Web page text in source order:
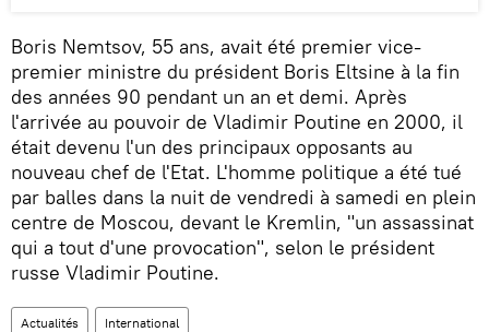
Boris Nemtsov, 55 ans, avait été premier vice-
premier ministre du président Boris Eltsine à la fin
des années 90 pendant un an et demi. Après
l'arrivée au pouvoir de Vladimir Poutine en 2000, il
était devenu l'un des principaux opposants au
nouveau chef de l'Etat. L'homme politique a été tué
par balles dans la nuit de vendredi à samedi en plein
centre de Moscou, devant le Kremlin, "un assassinat
qui a tout d'une provocation", selon le président
russe Vladimir Poutine.
Actualités International